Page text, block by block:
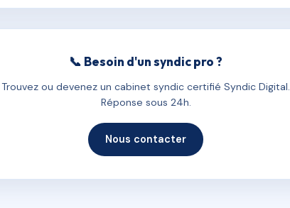
📞 Besoin d'un syndic pro ?
Trouvez ou devenez un cabinet syndic certifié Syndic Digital.
Réponse sous 24h.
Nous contacter